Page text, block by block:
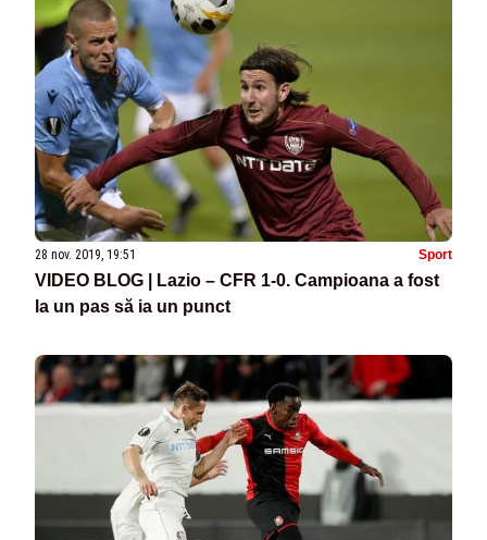
28 nov. 2019, 19:51 Sport
VIDEO BLOG | Lazio – CFR 1-0. Campioana a fost
la un pas să ia un punct